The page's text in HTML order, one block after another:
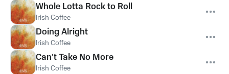
Whole Lotta Rock to Roll
Irish Coffee
Doing Alright
Irish Coffee
Can't Take No More
Irish Coffee